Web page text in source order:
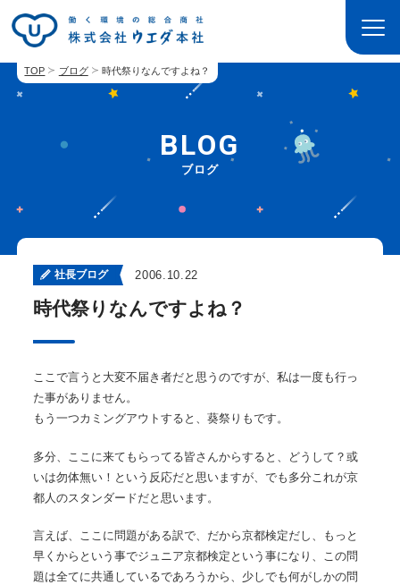
TOP ブログ 時代祭りなんですよね？
BLOG
ブログ
社長ブログ 2006.10.22
時代祭りなんですよね？
ここで言うと大変不届き者だと思うのですが、私は一度も行っ
た事がありません。
もう一つカミングアウトすると、葵祭りもです。
多分、ここに来てもらってる皆さんからすると、どうして？或
いは勿体無い！という反応だと思いますが、でも多分これが京
都人のスタンダードだと思います。
言えば、ここに問題がある訳で、だから京都検定だし、もっと
早くからという事でジュニア京都検定という事になり、この問
題は全てに共通しているであろうから、少しでも何がしかの問